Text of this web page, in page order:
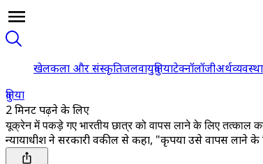
खेलकला और संस्कृतिजलवायुदुनियाटेक्नॉलॉजीअर्थव्यवस्था
दुनिया
2 मिनट पढ़ने के लिए
यूक्रेन में पकड़े गए भारतीय छात्र को वापस लाने के लिए तत्काल
न्यायाधीश ने सरकारी वकील से कहा, "कृपया उसे वापस लाने के